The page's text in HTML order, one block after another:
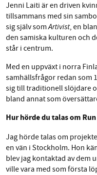
Threads
Jenni Laiti är en driven
tillsammans med sin
sig själv somArtivist, en
den samiska kulturen och
står i centrum.
Med en uppväxt i norra
samhällsfrågor redan som
sig till traditionell slöjdare
bland annat som
Hur hörde du talas om
Jag hörde talas om
en vän i Stockholm. Hon
blev jag kontaktad av dem
ville vara med som första
starten 2010 har
nyhetsbevakning
utveckla vårt
Stötta vårt arbete